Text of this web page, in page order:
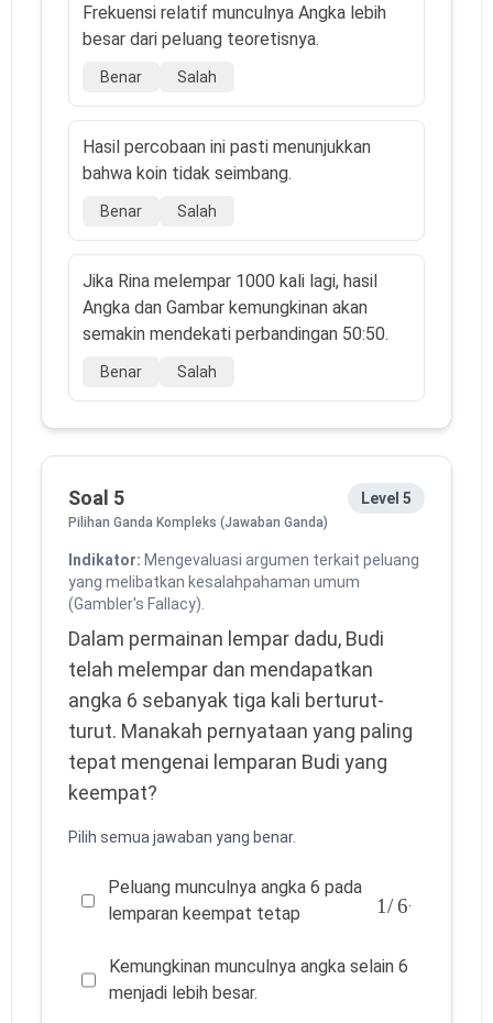
Frekuensi relatif munculnya Angka lebih
besar dari peluang teoretisnya.
Benar Salah
Hasil percobaan ini pasti menunjukkan
bahwa koin tidak seimbang.
Benar Salah
Jika Rina melempar 1000 kali lagi, hasil
Angka dan Gambar kemungkinan akan
semakin mendekati perbandingan 50:50.
Benar Salah
Soal 5
Pilihan Ganda Kompleks (Jawaban Ganda)
Level 5
Indikator: Mengevaluasi argumen terkait peluang
yang melibatkan kesalahpahaman umum
(Gambler's Fallacy).
Dalam permainan lempar dadu, Budi
telah melempar dan mendapatkan
angka 6 sebanyak tiga kali berturut-
turut. Manakah pernyataan yang paling
tepat mengenai lemparan Budi yang
keempat?
Pilih semua jawaban yang benar.
Peluang munculnya angka 6 pada
lemparan keempat tetap
.
Kemungkinan munculnya angka selain 6
menjadi lebih besar.